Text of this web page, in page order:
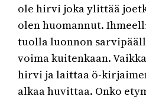
ole hirvi joka ylittää
olen huomannut.
tuolla luonnon
voima kuitenkaan.
hirvi ja laittaa ö-
alkaa huvittaa. Onko